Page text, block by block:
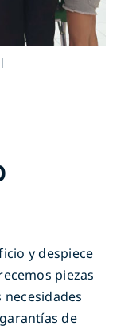
y despiece
piezas
de